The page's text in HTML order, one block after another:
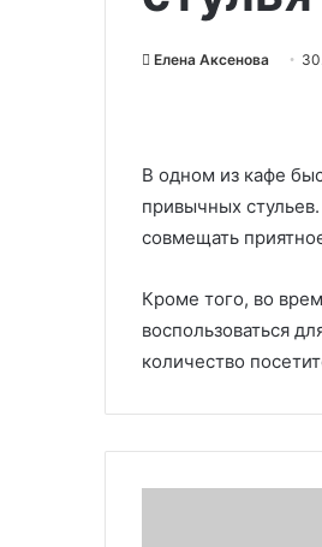
Елена Аксенова
В одном из кафе
привычных
совмещать
Кроме того, во
воспользоваться
количество